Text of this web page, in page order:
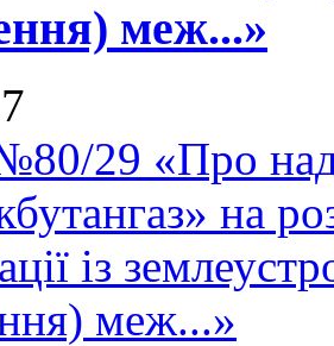
меж...»
29 «Про
на
із
меж...»